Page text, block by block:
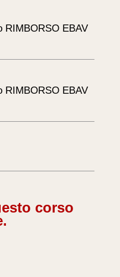
RIMBORSO EBAV
RIMBORSO EBAV
corso